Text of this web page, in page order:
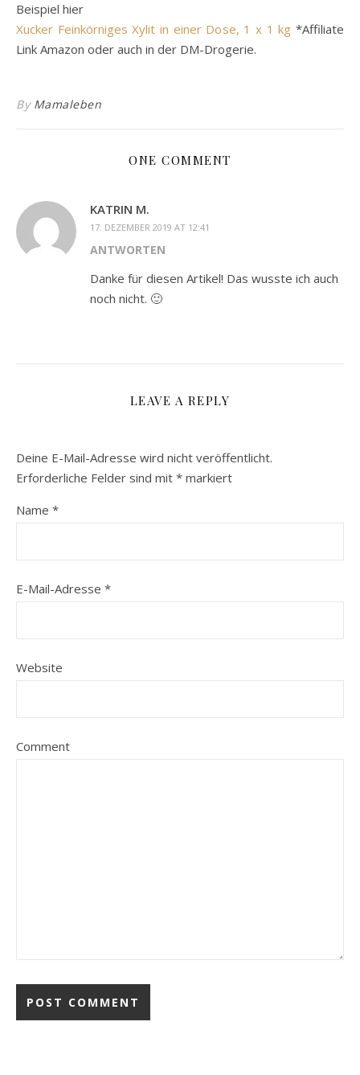
Beispiel hier
Xucker Feinkörniges Xylit in einer Dose, 1 x 1 kg *Affiliate
Link Amazon oder auch in der DM-Drogerie.
By Mamaleben
ONE COMMENT
KATRIN M.
17. DEZEMBER 2019 AT 12:41
ANTWORTEN
Danke für diesen Artikel! Das wusste ich auch
noch nicht. 🙂
LEAVE A REPLY
Deine E-Mail-Adresse wird nicht veröffentlicht.
Erforderliche Felder sind mit * markiert
Name *
E-Mail-Adresse *
Website
Comment